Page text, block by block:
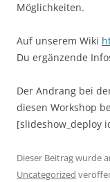
Möglichkeiten.
Auf unserem Wiki
Du ergänzende
Der Andrang bei
diesen Workshop
[slideshow_deploy
Dieser Beitrag wurde
Uncategorized